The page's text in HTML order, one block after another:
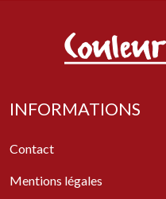
INFORMATIONS
Contact
Mentions légales